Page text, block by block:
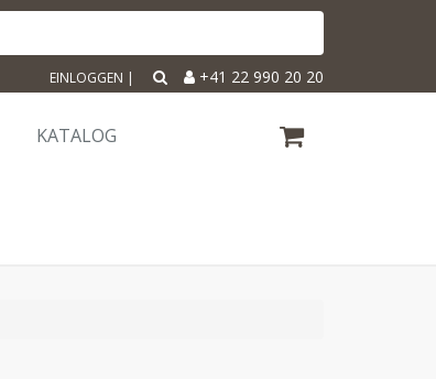
+41 22 990 20 20
EINLOGGEN |
KATALOG